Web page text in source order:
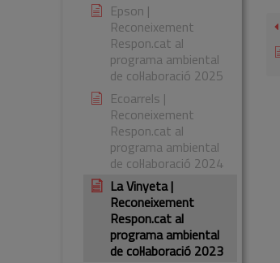
Epson |
Reconeixement
Respon.cat al
programa ambiental
de col·laboració 2025
Ecoarrels |
Reconeixement
Respon.cat al
programa ambiental
de col·laboració 2024
La Vinyeta |
Reconeixement
Respon.cat al
programa ambiental
de col·laboració 2023